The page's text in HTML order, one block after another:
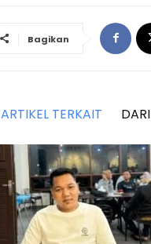
Bagikan
ARTIKEL TERKAIT